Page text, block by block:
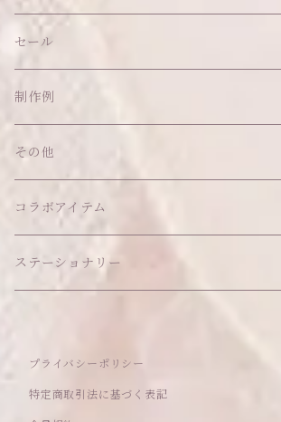
ピアス
バッグ
ショルダーバッグ
お散歩バッグ
ポーチ
コインケース
カードケース
キーホルダー
その他
その他
クッション・座布団
ハンガー
マット
アクセサリー
ヘッドドレス Sサイズ
ヘッドドレス Mサイズ
アウトフィット
その他
セール
制作例
その他
あこがれシリーズ
福音シリーズ
おもちゃ
コラボアイテム
はるぽんの愛のつづき♡はるぽん生誕祭2026
ステーショナリー
プライバシーポリシー
特定商取引法に基づく表記